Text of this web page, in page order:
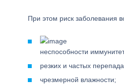
При этом риск заболевания
неспособности
резких и частых
чрезмерной влажности;